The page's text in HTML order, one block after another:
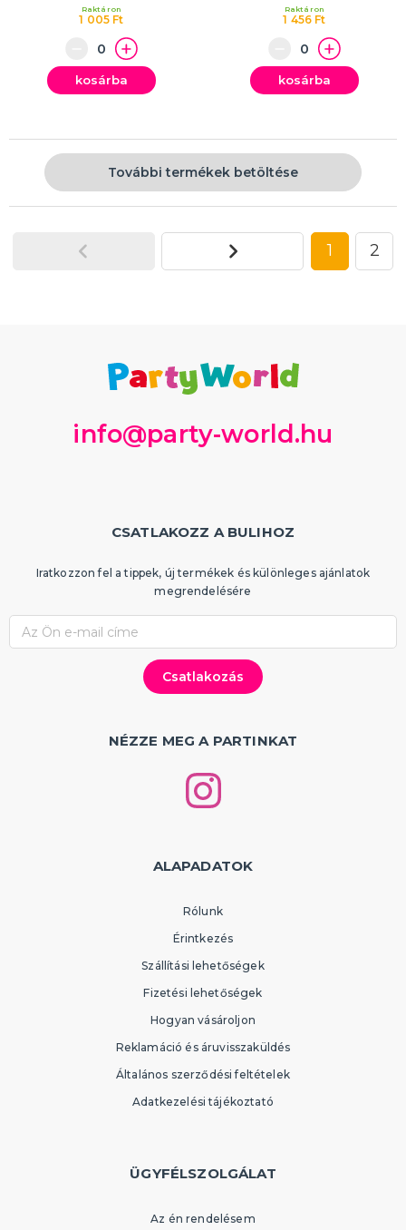
1 005 Ft
Raktáron
kosárba
1 456 Ft
Raktáron
kosárba
További termékek betöltése
1 2
info@party-world.hu
CSATLAKOZZ A BULIHOZ
Iratkozzon fel a tippek, új termékek és különleges ajánlatok
megrendelésére
NÉZZE MEG A PARTINKAT
ALAPADATOK
Rólunk
Érintkezés
Szállítási lehetőségek
Fizetési lehetőségek
Hogyan vásároljon
Reklamáció és áruvisszaküldés
Általános szerződési feltételek
Adatkezelési tájékoztató
ÜGYFÉLSZOLGÁLAT
Az én rendelésem